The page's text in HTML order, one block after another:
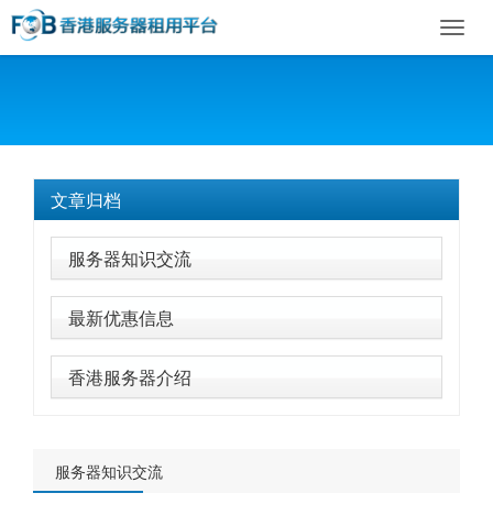
文章归档
服务器知识交流
最新优惠信息
香港服务器介绍
服务器知识交流